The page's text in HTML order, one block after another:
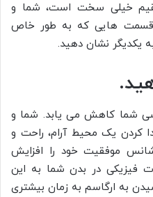
خیلی سخت است، شما و
قسمت هایی که به طور خاص
یکدیگر نشان دهید.
شما کاهش می یابد. شما و
کردن یک محیط آرام، راحت و
موفقیت خود را افزایش
فیزیکی در بدن شما به این
به ارگاسم به زمان بیشتری